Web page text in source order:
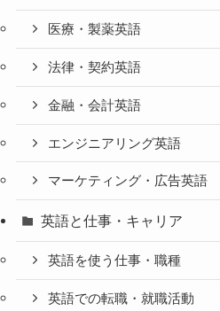
医療・製薬英語
法律・契約英語
金融・会計英語
エンジニアリング英語
マーケティング・広告英語
英語と仕事・キャリア
英語を使う仕事・職種
英語での転職・就職活動